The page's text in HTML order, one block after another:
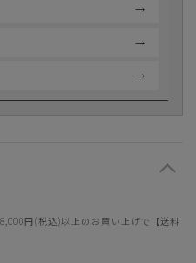
円(税込)以上のお買い上げで【送料